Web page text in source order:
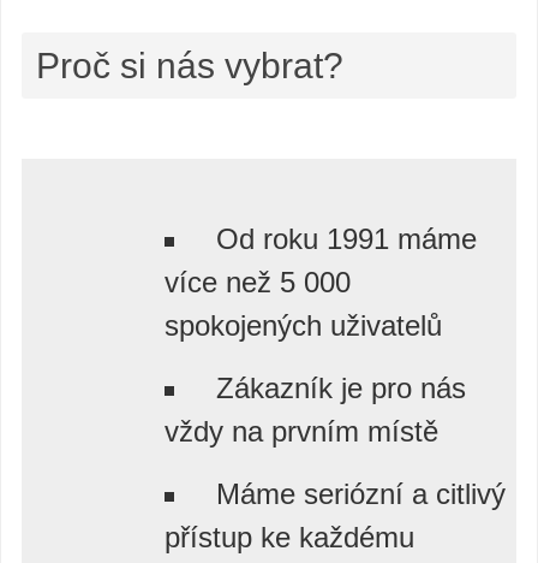
Proč si nás vybrat?
Od roku 1991 máme
více než 5 000
spokojených uživatelů
Zákazník je pro nás
vždy na prvním místě
Máme seriózní a citlivý
přístup ke každému